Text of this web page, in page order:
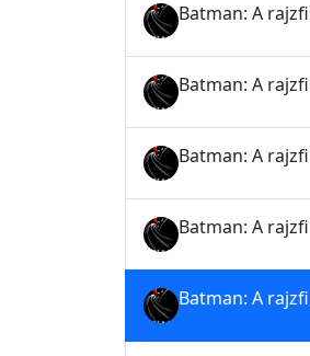
Batman: A
Batman: A
Batman: A
Batman: A
Batman: A